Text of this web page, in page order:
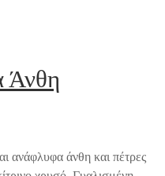
Άνθη
ανάφλυφα άνθη και πέτρες